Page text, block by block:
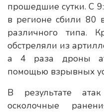
прошедшие сутки. С
в регионе сбили 80
различного типа.
обстреляли из
а 4 раза дроны
помощью взрывных
В результате
осколочные